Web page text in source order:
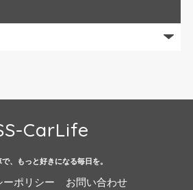
CarLife
、もっと好きになる毎日を。
ーポリシー お問い合わせ